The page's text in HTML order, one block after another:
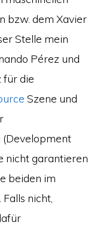
bzw. dem Xavier
Stelle mein
Pérez und
für die
Szene und
(Development
nicht garantieren
beiden im
nicht,